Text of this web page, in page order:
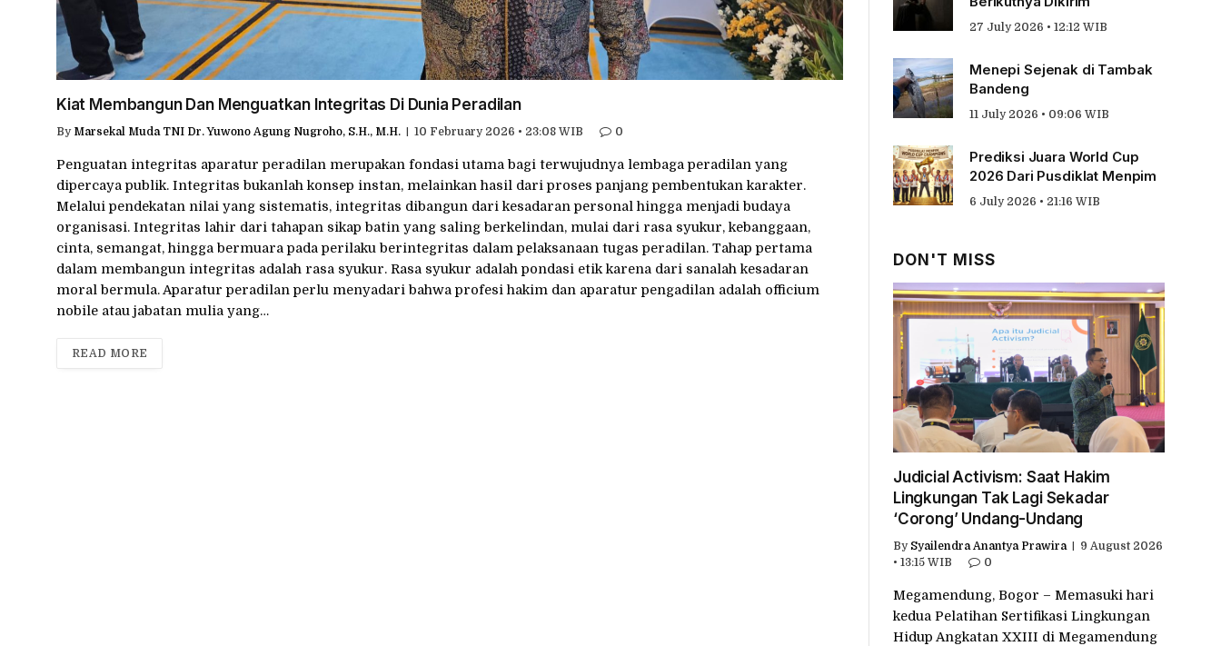
Kiat Membangun Dan Menguatkan Integritas Di Dunia Peradilan
By Marsekal Muda TNI Dr. Yuwono Agung Nugroho, S.H., M.H. 10 February 2026 • 23:08 WIB 0
Penguatan integritas aparatur peradilan merupakan fondasi utama bagi terwujudnya lembaga peradilan yang
dipercaya publik. Integritas bukanlah konsep instan, melainkan hasil dari proses panjang pembentukan karakter.
Melalui pendekatan nilai yang sistematis, integritas dibangun dari kesadaran personal hingga menjadi budaya
organisasi. Integritas lahir dari tahapan sikap batin yang saling berkelindan, mulai dari rasa syukur, kebanggaan,
cinta, semangat, hingga bermuara pada perilaku berintegritas dalam pelaksanaan tugas peradilan. Tahap pertama
dalam membangun integritas adalah rasa syukur. Rasa syukur adalah pondasi etik karena dari sanalah kesadaran
moral bermula. Aparatur peradilan perlu menyadari bahwa profesi hakim dan aparatur pengadilan adalah officium
nobile atau jabatan mulia yang…
READ MORE
27 July 2026 • 12:12 WIB
Menepi Sejenak di Tambak
Bandeng
11 July 2026 • 09:06 WIB
Prediksi Juara World Cup
2026 Dari Pusdiklat Menpim
6 July 2026 • 21:16 WIB
DON'T MISS
Judicial Activism: Saat Hakim
Lingkungan Tak Lagi Sekadar
‘Corong’ Undang-Undang
By Syailendra Anantya Prawira
9 August 2026
• 13:15 WIB
0
Megamendung, Bogor – Memasuki hari
kedua Pelatihan Sertifikasi Lingkungan
Hidup Angkatan XXIII di Megamendung